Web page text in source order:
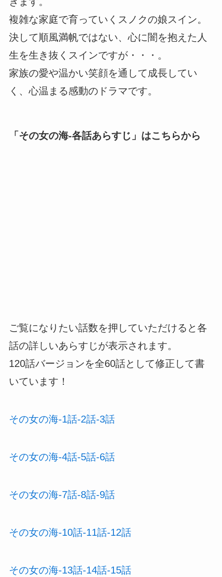
複雑な家庭で育っていくスノクの娘スイン。
決して順風満帆ではない、心に闇を抱えた人
生を生き抜くスインですが・・・。
家族の愛や温かい笑顔を通して成長してい
く、心温まる感動のドラマです。
「 その女の海-各話あらすじ 」はこちらから
ご覧になりたい話数を押していただけると各
話の詳しいあらすじが表示されます。
120話バージョンを全60話として修正して書
いています！
その女の海-1話-2話-3話
その女の海-4話-5話-6話
その女の海-7話-8話-9話
その女の海-10話-11話-12話
その女の海-13話-14話-15話